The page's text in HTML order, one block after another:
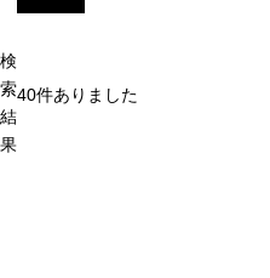
検
索
結
果
40件ありました